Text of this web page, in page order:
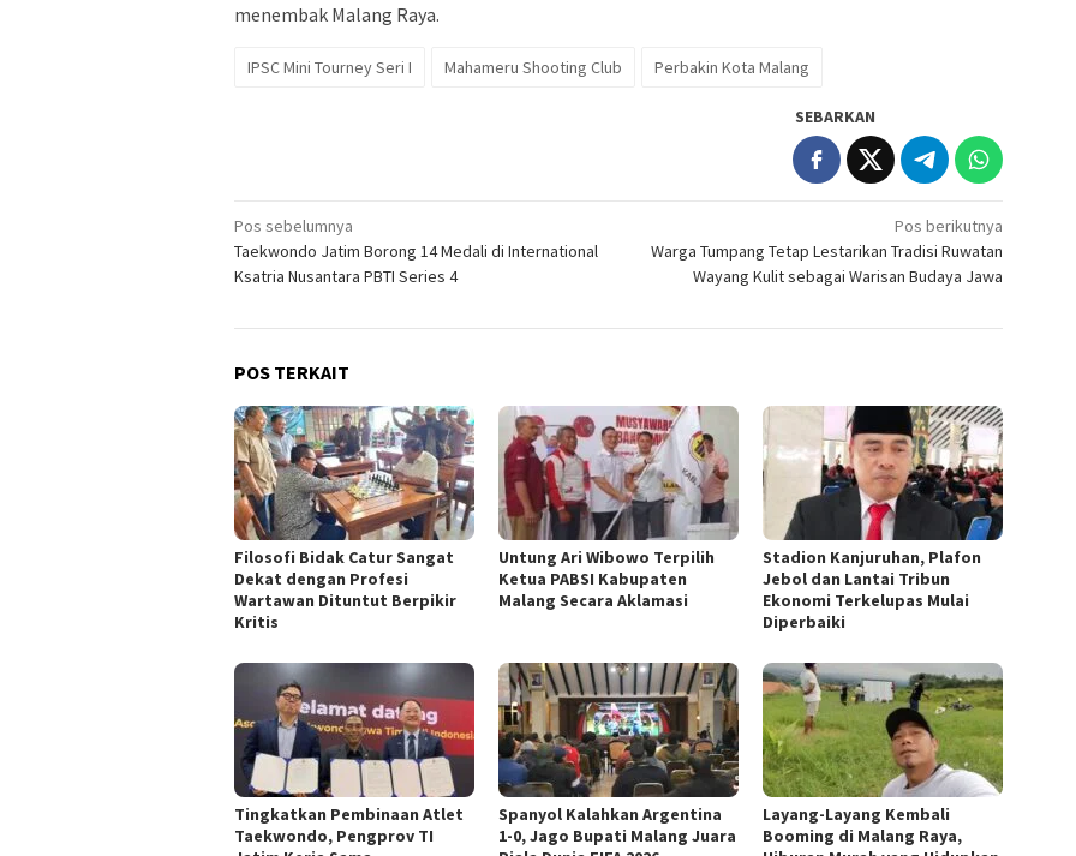
menembak Malang Raya.
IPSC Mini Tourney Seri I Mahameru Shooting Club Perbakin Kota Malang
SEBARKAN
Navigasi
pos
Pos sebelumnya
Taekwondo Jatim Borong 14 Medali di International
Ksatria Nusantara PBTI Series 4
Pos berikutnya
Warga Tumpang Tetap Lestarikan Tradisi Ruwatan
Wayang Kulit sebagai Warisan Budaya Jawa
POS TERKAIT
Filosofi Bidak Catur Sangat
Dekat dengan Profesi
Wartawan Dituntut Berpikir
Kritis
Untung Ari Wibowo Terpilih
Ketua PABSI Kabupaten
Malang Secara Aklamasi
Stadion Kanjuruhan, Plafon
Jebol dan Lantai Tribun
Ekonomi Terkelupas Mulai
Diperbaiki
Tingkatkan Pembinaan Atlet
Taekwondo, Pengprov TI
Spanyol Kalahkan Argentina
1-0, Jago Bupati Malang Juara
Layang-Layang Kembali
Booming di Malang Raya,